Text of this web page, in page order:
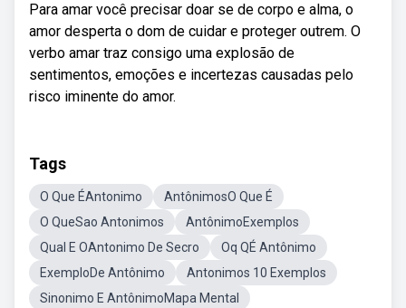
Para amar você precisar doar se de corpo e alma, o
amor desperta o dom de cuidar e proteger outrem. O
verbo amar traz consigo uma explosão de
sentimentos, emoções e incertezas causadas pelo
risco iminente do amor.
Tags
O Que ÉAntonimo
AntônimosO Que É
O QueSao Antonimos
AntônimoExemplos
Qual E OAntonimo De Secro
Oq QÉ Antônimo
ExemploDe Antônimo
Antonimos 10 Exemplos
Sinonimo E AntônimoMapa Mental